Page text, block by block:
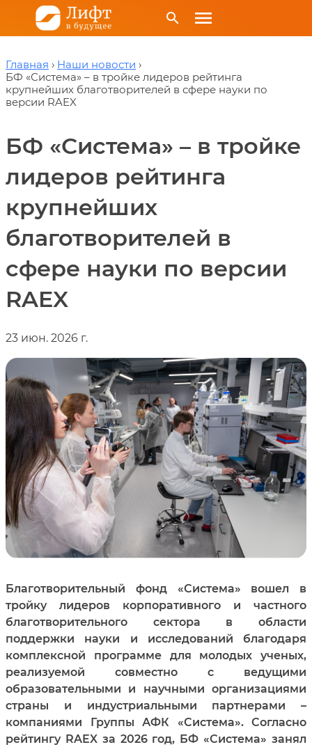
search menu
Главная
Наши новости
БФ «Система» – в тройке лидеров рейтинга
крупнейших благотворителей в сфере науки по
версии RAEX
БФ «Система» – в тройке
лидеров рейтинга
крупнейших
благотворителей в
сфере науки по версии
RAEX
23 июн. 2026 г.
Благотворительный фонд «Система» вошел в
тройку лидеров корпоративного и частного
благотворительного сектора в области
поддержки науки и исследований благодаря
комплексной программе для молодых ученых,
реализуемой совместно с ведущими
образовательными и научными организациями
страны и индустриальными партнерами –
компаниями Группы АФК «Система». Согласно
рейтингу RAEX за 2026 год, БФ «Система» занял